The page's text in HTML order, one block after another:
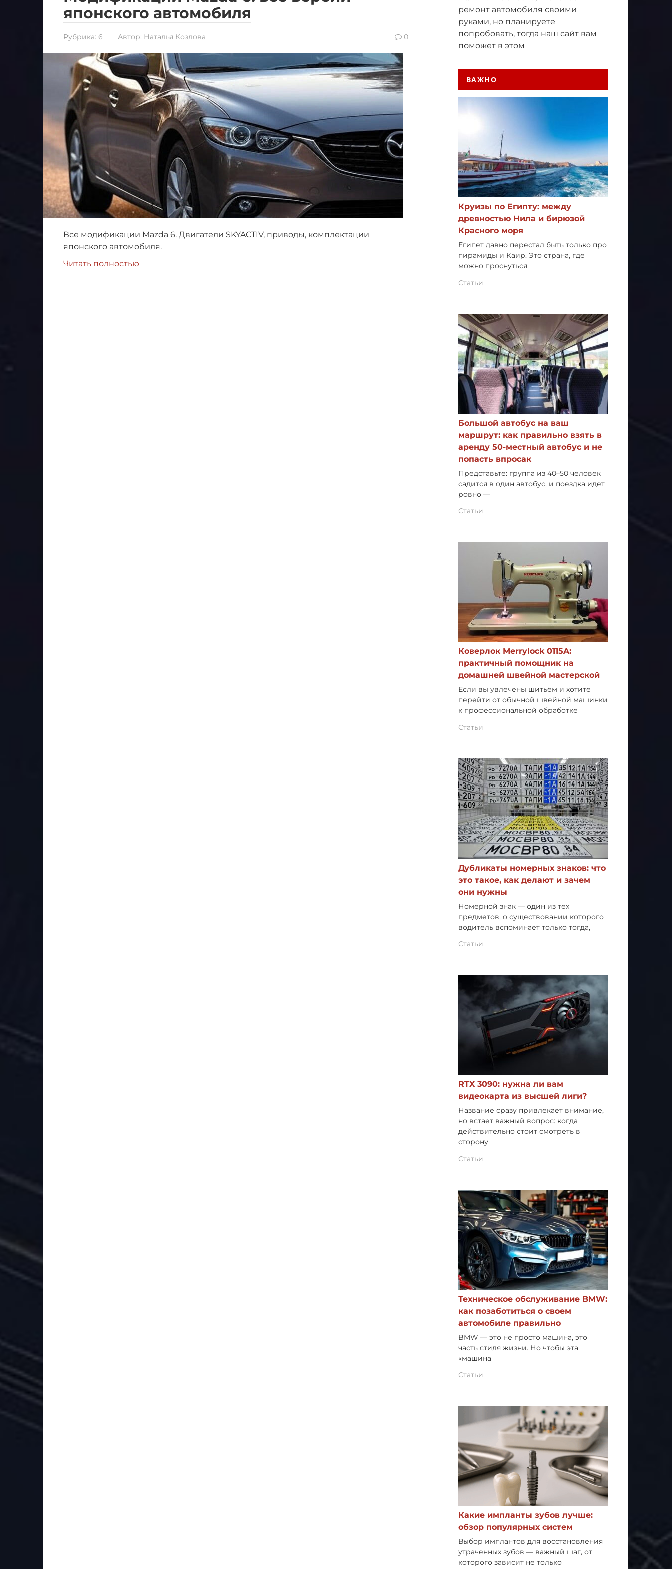
японского автомобиля
Рубрика: 6 Автор: Наталья Козлова 0
Все модификации Mazda 6. Двигатели SKYACTIV, приводы, комплектации
японского автомобиля.
Читать полностью
ремонт автомобиля своими
руками, но планируете
попробовать, тогда наш сайт вам
поможет в этом
ВАЖНО
Круизы по Египту: между
древностью Нила и бирюзой
Красного моря
Египет давно перестал быть только про
пирамиды и Каир. Это страна, где
можно проснуться
Статьи
Большой автобус на ваш
маршрут: как правильно взять в
аренду 50-местный автобус и не
попасть впросак
Представьте: группа из 40–50 человек
садится в один автобус, и поездка идет
ровно —
Статьи
Коверлок Merrylock 0115A:
практичный помощник на
домашней швейной мастерской
Если вы увлечены шитьём и хотите
перейти от обычной швейной машинки
к профессиональной обработке
Статьи
Дубликаты номерных знаков: что
это такое, как делают и зачем
они нужны
Номерной знак — один из тех
предметов, о существовании которого
водитель вспоминает только тогда,
Статьи
RTX 3090: нужна ли вам
видеокарта из высшей лиги?
Название сразу привлекает внимание,
но встает важный вопрос: когда
действительно стоит смотреть в
сторону
Статьи
Техническое обслуживание BMW:
как позаботиться о своем
автомобиле правильно
BMW — это не просто машина, это
часть стиля жизни. Но чтобы эта
«машина
Статьи
Какие импланты зубов лучше:
обзор популярных систем
Выбор имплантов для восстановления
утраченных зубов — важный шаг, от
которого зависит не только